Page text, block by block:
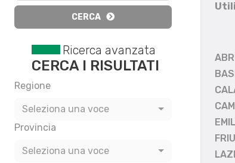
CERCA
Ricerca avanzata
CERCA I RISULTATI
Regione
Seleziona una voce
Provincia
Seleziona una voce